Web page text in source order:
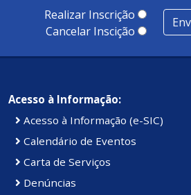
100 pontos, nota recebida pelo
Kennedy.Realizar Inscrição
Cancelar Inscição
Acesso à Informação:
Acesso à Informação (e-SIC)
Calendário de Eventos
Carta de Serviços
Denúncias